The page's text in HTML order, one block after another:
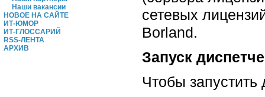
Наши вакансии
НОВОЕ НА САЙТЕ
ИТ-ЮМОР
ИТ-ГЛОССАРИЙ
RSS-ЛЕНТА
АРХИВ
сетевых
Borland.
Запуск
Чтобы запустить